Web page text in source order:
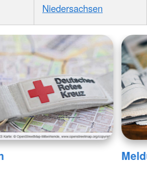
Niedersachsen